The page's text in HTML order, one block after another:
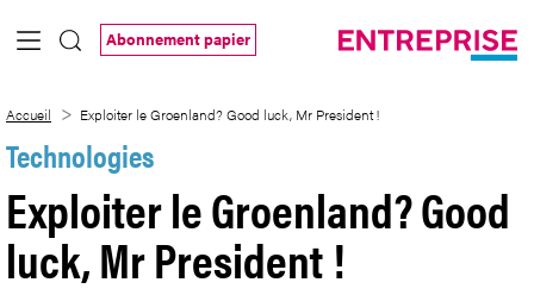
Saut au contenu principal
Abonnement papier
Accueil Exploiter le Groenland? Good luck, Mr President !
Technologies
Exploiter le Groenland? Good
luck, Mr President !